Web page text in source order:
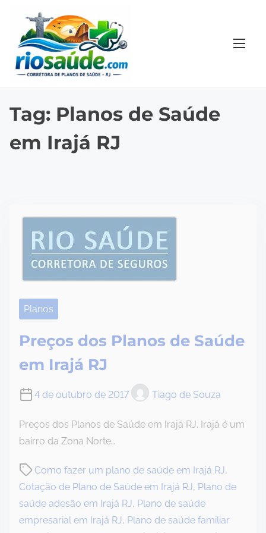
Tag: Planos de Saúde
em Irajá RJ
Planos
Preços dos Planos de Saúde
em Irajá RJ
4 de outubro de 2017 Tiago de Souza
Preços dos Planos de Saúde em Irajá RJ. Irajá é um
bairro da Zona Norte…
Como fazer um plano de saúde em Irajá RJ,
Cotação de Plano de Saúde em Irajá RJ, Plano de
saúde adesão em Irajá RJ, Plano de saúde
empresarial em Irajá RJ, Plano de saúde familiar
P
o
s
t